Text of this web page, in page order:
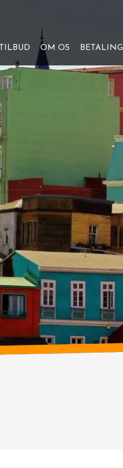
TILBUD OM OS BETALING